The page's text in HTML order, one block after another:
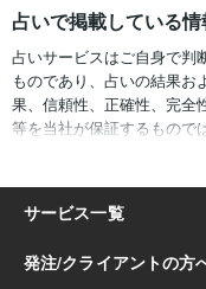
占いで掲載している
占いサービスはご自身で判
ものであり、占いの結果お
果、信頼性、正確性、完全
等を当社が保証するもので
サービスの結果をどのよ
おいて判断をお願いいたし
占いの結果およびその内
ずる一切の損害について
ねます。